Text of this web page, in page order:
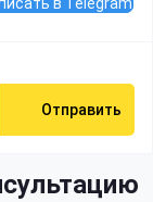
в Telegram
Отправить